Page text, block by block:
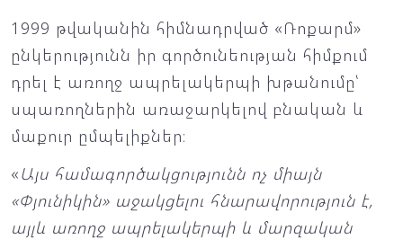
1999 թվականին հիմնադրված «Ռոքարմ»
ընկերությունն իր գործունեության հիմքում
դրել է առողջ ապրելակերպի խթանումը՝
սպառողներին առաջարկելով բնական և
մաքուր ըմպելիքներ։
«Այս համագործակցությունն ոչ միայն
«Փյունիկին» աջակցելու հնարավորություն է,
այլև առողջ ապրելակերպի և մարզական